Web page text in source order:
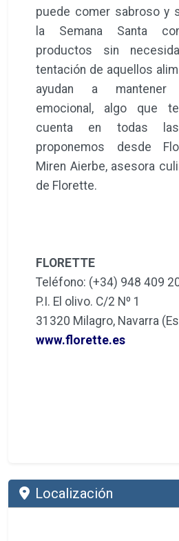
puede comer sabroso y
la Semana Santa
productos sin
tentación de aquellos
ayudan a mantener
emocional, algo que
cuenta en todas
proponemos desde
Miren Aierbe, asesora
de Florette.
FLORETTE
Teléfono: (+34) 948 409
P.I. El olivo. C/2 Nº 1
31320 Milagro, Navarra
www.florette.es
Localización